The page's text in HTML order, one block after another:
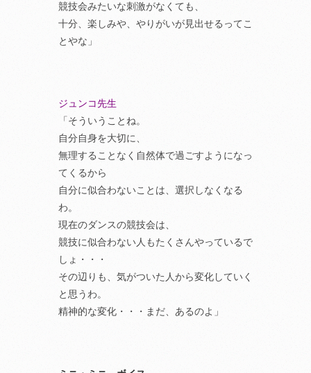
競技会みたいな刺激がなくても、
十分、楽しみや、やりがいが見出せるってこ
とやな」
ジュンコ先生
「そういうことね。
自分自身を大切に、
無理することなく自然体で過ごすようになっ
てくるから
自分に似合わないことは、選択しなくなる
わ。
現在のダンスの競技会は、
競技に似合わない人もたくさんやっているで
しょ・・・
その辺りも、気がついた人から変化していく
と思うわ。
精神的な変化・・・まだ、あるのよ」